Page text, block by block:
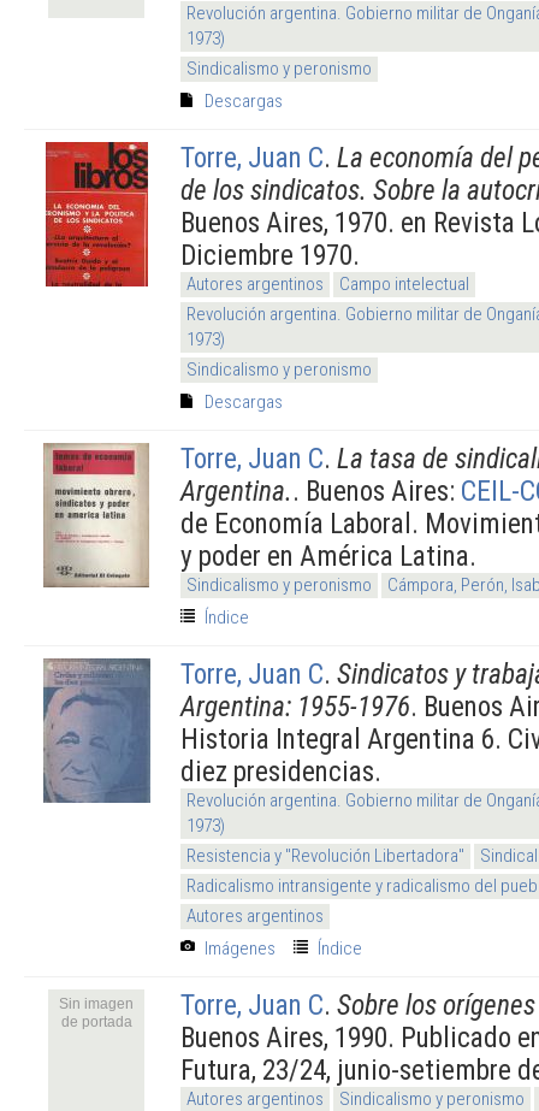
Revolución argentina. Gobierno militar de
1973)
Sindicalismo y peronismo
Descargas
Torre, Juan C. La economía del
de los sindicatos. Sobre la
Buenos Aires, 1970. en Revista
Diciembre 1970.
Autores argentinos
Campo intelectual
Revolución argentina. Gobierno militar de
1973)
Sindicalismo y peronismo
Descargas
Torre, Juan C. La tasa de
Argentina.. Buenos Aires: CEIL-
de Economía Laboral.
y poder en América Latina.
Sindicalismo y peronismo
Cámpora, Perón,
Índice
Torre, Juan C. Sindicatos y
Argentina: 1955-1976. Buenos
Historia Integral Argentina 6.
diez presidencias.
Revolución argentina. Gobierno militar de
1973)
Resistencia y "Revolución Libertadora"
Radicalismo intransigente y radicalismo del
Autores argentinos
Imágenes
Índice
Sin imagen
de portada
Torre, Juan C. Sobre los
Buenos Aires, 1990. Publicado
Futura, 23/24, junio-setiembre
Autores argentinos
Sindicalismo y peronismo